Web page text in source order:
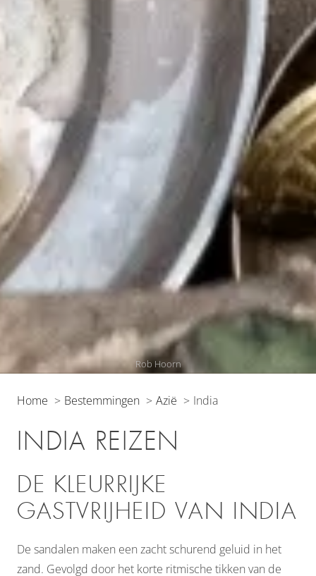
Rob Hoorn
Home Bestemmingen Azië India
INDIA REIZEN
DE KLEURRIJKE
GASTVRIJHEID VAN INDIA
De sandalen maken een zacht schurend geluid in het
zand. Gevolgd door het korte ritmische tikken van de